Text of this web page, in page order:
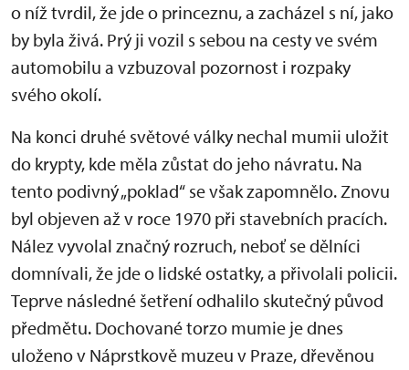
o níž tvrdil, že jde o princeznu, a zacházel s ní, jako
by byla živá. Prý ji vozil s sebou na cesty ve svém
automobilu a vzbuzoval pozornost i rozpaky
svého okolí.
Na konci druhé světové války nechal mumii uložit
do krypty, kde měla zůstat do jeho návratu. Na
tento podivný „poklad“ se však zapomnělo. Znovu
byl objeven až v roce 1970 při stavebních pracích.
Nález vyvolal značný rozruch, neboť se dělníci
domnívali, že jde o lidské ostatky, a přivolali policii.
Teprve následné šetření odhalilo skutečný původ
předmětu. Dochované torzo mumie je dnes
uloženo v Náprstkově muzeu v Praze, dřevěnou